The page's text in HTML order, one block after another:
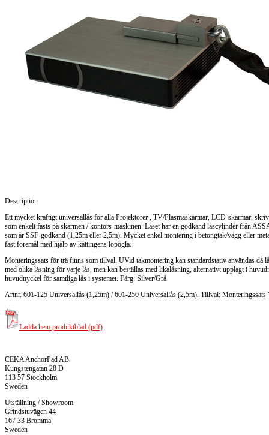
Description
Ett mycket kraftigt universallås för alla Projektorer , TV/Plasmaskärmar, LCD-skärmar,
som enkelt fästs på skärmen / kontors-maskinen. Låset har en godkänd låscylinder från
som är SSF-godkänd (1,25m eller 2,5m). Mycket enkel montering i betongtak/vägg eller
fast föremål med hjälp av kättingens löpögla.
Monteringssats för trä finns som tillval. UVid takmontering kan standardstativ användas då
med olika låsning för varje lås, men kan beställas med likalåsning, alternativt upplagt i
huvudnyckel för samtliga lås i systemet. Färg: Silver/Grå
Artnr. 601-125 Universallås (1,25m) / 601-250 Universallås (2,5m). Tillval:
Ladda hem produktblad (pdf)
CEKA AnchorPad AB
Kungstengatan 28 D
113 57 Stockholm
Sweden
Utställning / Showroom
Grindstuvägen 44
167 33 Bromma
Sweden